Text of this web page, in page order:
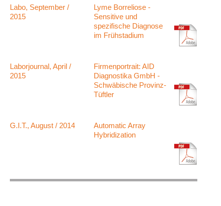
Labo, September /
2015
Lyme Borreliose -
Sensitive und
spezifische Diagnose
im Frühstadium
Laborjournal, April /
2015
Firmenportrait: AID
Diagnostika GmbH -
Schwäbische Provinz-
Tüftler
G.I.T., August / 2014
Automatic Array
Hybridization